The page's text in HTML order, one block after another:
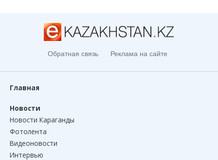
Обратная связь Реклама на сайте
Главная
Новости
Новости Караганды
Фотолента
Видеоновости
Интервью